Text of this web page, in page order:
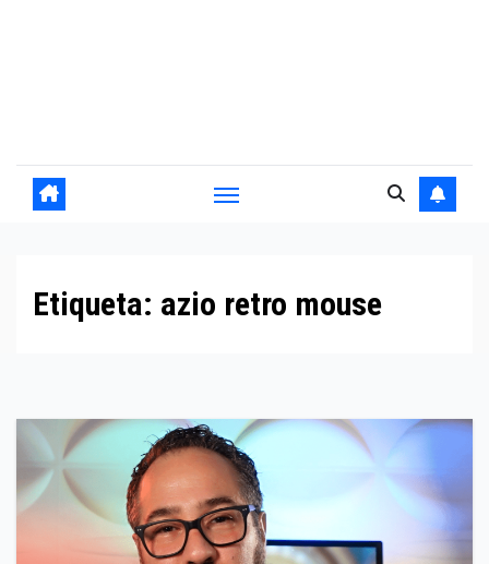
Etiqueta: azio retro mouse